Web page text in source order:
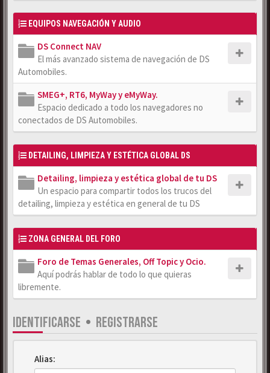
EQUIPOS NAVEGACIÓN Y AUDIO
DS Connect NAV
El más avanzado sistema de navegación de DS
Automobiles.
SMEG+, RT6, MyWay y eMyWay.
Espacio dedicado a todo los navegadores no
conectados de DS Automobiles.
DETAILING, LIMPIEZA Y ESTÉTICA GLOBAL DS
Detailing, limpieza y estética global de tu DS
Un espacio para compartir todos los trucos del
detailing, limpieza y estética en general de tu DS
ZONA GENERAL DEL FORO
Foro de Temas Generales, Off Topic y Ocio.
Aquí podrás hablar de todo lo que quieras
libremente.
IDENTIFICARSE • REGISTRARSE
Alias: